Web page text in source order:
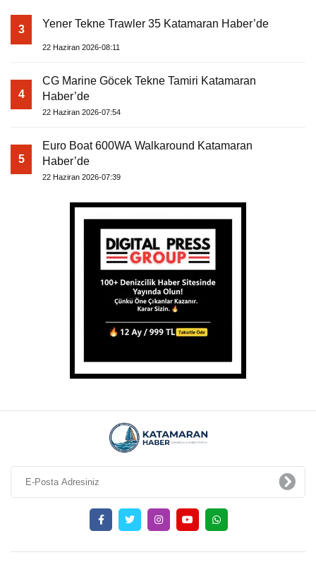
3 Yener Tekne Trawler 35 Katamaran Haber’de
22 Haziran 2026-08:11
4
CG Marine Göcek Tekne Tamiri Katamaran
Haber’de
22 Haziran 2026-07:54
5
Euro Boat 600WA Walkaround Katamaran
Haber’de
22 Haziran 2026-07:39